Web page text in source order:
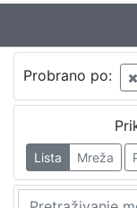
Probrano po:
Lista Mreža